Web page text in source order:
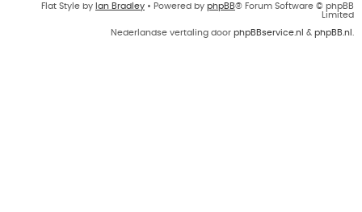
Flat Style by Ian Bradley • Powered by phpBB® Forum Software © phpBB
Limited
Nederlandse vertaling door phpBBservice.nl & phpBB.nl